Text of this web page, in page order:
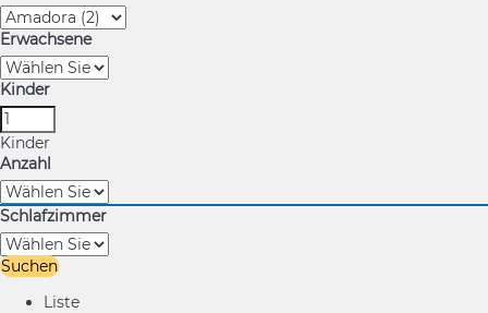
Erwachsene
Kinder
Kinder
Anzahl
Schlafzimmer
Suchen
Liste